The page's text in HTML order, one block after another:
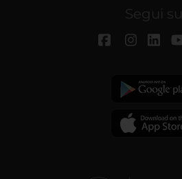
Segui su